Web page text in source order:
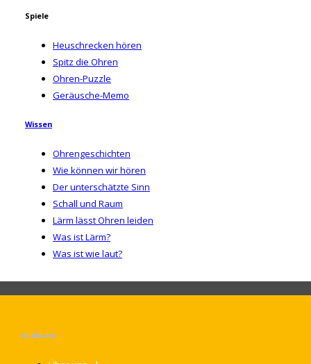
Spiele
Heuschrecken hören
Spitz die Ohren
Ohren-Puzzle
Geräusche-Memo
Wissen
Ohrengeschichten
Wie können wir hören
Der unterschätzte Sinn
Schall und Raum
Lärm lässt Ohren leiden
Was ist Lärm?
Was ist wie laut?
Auditorix